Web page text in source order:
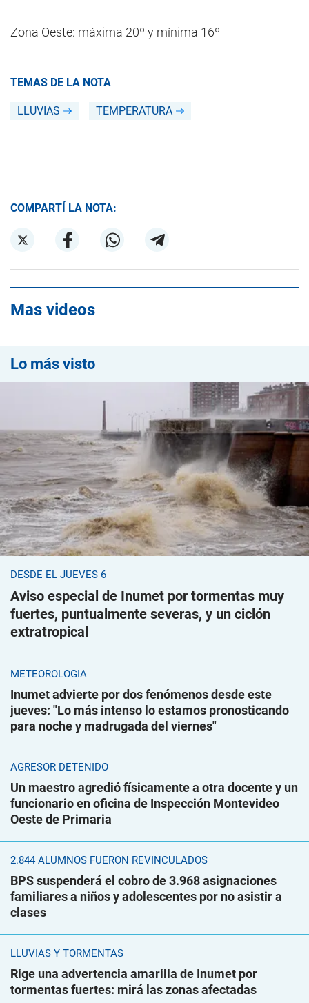
Zona Oeste: máxima 20º y mínima 16º
TEMAS DE LA NOTA
LLUVIAS TEMPERATURA
COMPARTÍ LA NOTA:
Mas videos
Lo más visto
DESDE EL JUEVES 6
Aviso especial de Inumet por tormentas muy
fuertes, puntualmente severas, y un ciclón
extratropical
METEOROLOGÍA
Inumet advierte por dos fenómenos desde este
jueves: "Lo más intenso lo estamos pronosticando
para noche y madrugada del viernes"
AGRESOR DETENIDO
Un maestro agredió físicamente a otra docente y un
funcionario en oficina de Inspección Montevideo
Oeste de Primaria
2.844 ALUMNOS FUERON REVINCULADOS
BPS suspenderá el cobro de 3.968 asignaciones
familiares a niños y adolescentes por no asistir a
clases
LLUVIAS Y TORMENTAS
Rige una advertencia amarilla de Inumet por
tormentas fuertes: mirá las zonas afectadas